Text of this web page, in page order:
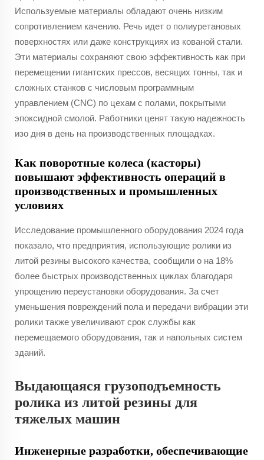
Используемые материалы обладают очень низким
сопротивлением качению. Речь идет о полиуретановых
поверхностях или даже конструкциях из кованой стали.
Эти материалы сохраняют свою эффективность как при
перемещении гигантских прессов, весящих тонны, так и
сложных станков с числовым программным
управлением (CNC) по цехам с полами, покрытыми
эпоксидной смолой. Работники ценят такую надежность
изо дня в день на производственных площадках.
Как поворотные колеса (касторы)
повышают эффективность операций в
производственных и промышленных
условиях
Исследование промышленного оборудования 2024 года
показало, что предприятия, использующие ролики из
литой резины высокого качества, сообщили о на 18%
более быстрых производственных циклах благодаря
упрощению переустановки оборудования. За счет
уменьшения повреждений пола и передачи вибрации эти
ролики также увеличивают срок службы как
перемещаемого оборудования, так и напольных систем
зданий.
Выдающаяся грузоподъемность
ролика из литой резины для
тяжелых машин
Инженерные разработки, обеспечивающие